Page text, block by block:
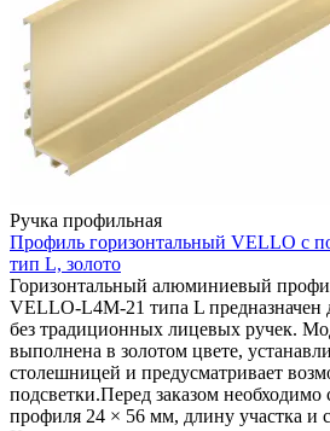
Ручка профильная
Профиль горизонтальный VELLO с
тип L, золото
Горизонтальный алюминиевый
VELLO-L4M-21 типа L предназначен
без традиционных лицевых ручек.
выполнена в золотом цвете,
столешницей и предусматривает
подсветки.Перед заказом необходимо
профиля 24 × 56 мм, длину участка и